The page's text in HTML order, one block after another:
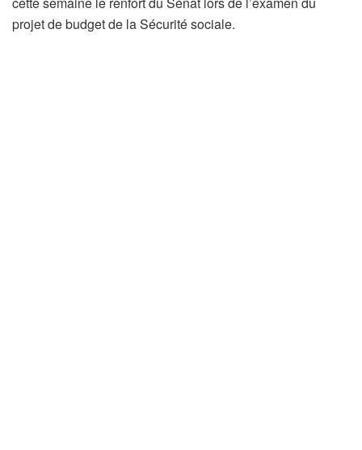
projet de budget de la Sécurité sociale.